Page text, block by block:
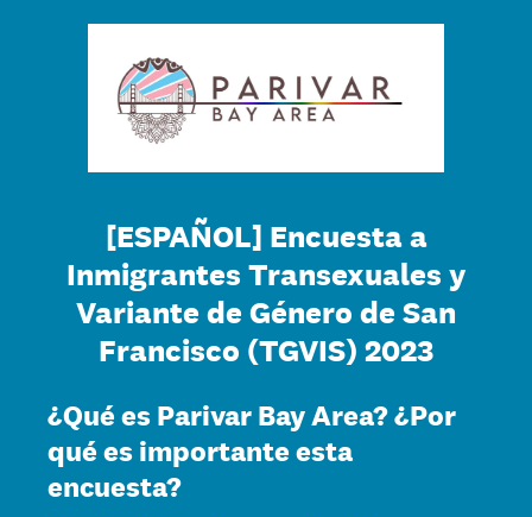
[ESPAÑOL] Encuesta a
Inmigrantes Transexuales y
Variante de Género de San
Francisco (TGVIS) 2023
¿Qué es Parivar Bay Area? ¿Por
qué es importante esta
encuesta?